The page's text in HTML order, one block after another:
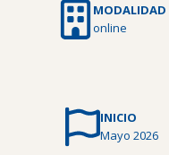
MODALIDAD
online
INICIO
Mayo 2026